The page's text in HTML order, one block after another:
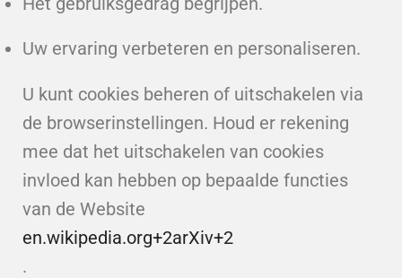
Uw ervaring verbeteren en personaliseren.
U kunt cookies beheren of uitschakelen via
de browserinstellingen. Houd er rekening
mee dat het uitschakelen van cookies
invloed kan hebben op bepaalde functies
van de Website
en.wikipedia.org+2arXiv+2
.